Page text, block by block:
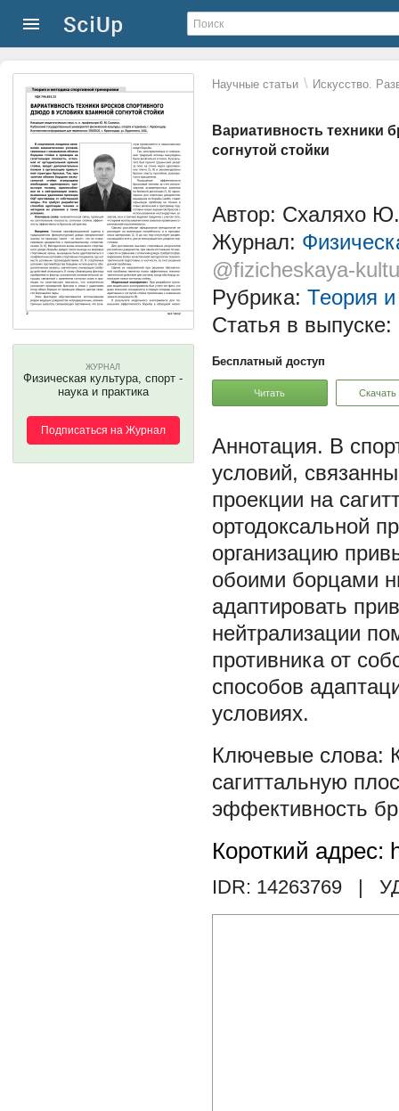
Научные статьи \ Искусство.
Вариативность техники
согнутой стойки
ЖУРНАЛ
Физическая культура, спорт -
наука и практика
Подписаться на Журнал
Автор: Схаляхо
Журнал:
@fizicheskaya-
Рубрика: Теория
Статья в выпуске:
Бесплатный доступ
Читать Скачать
В
условий,
проекции на
ортодоксальной
организацию
обоими борцами
адаптировать
нейтрализации
противника от
способов
условиях.
сагиттальную
эффективность
Короткий адрес:
IDR: 14263769 |